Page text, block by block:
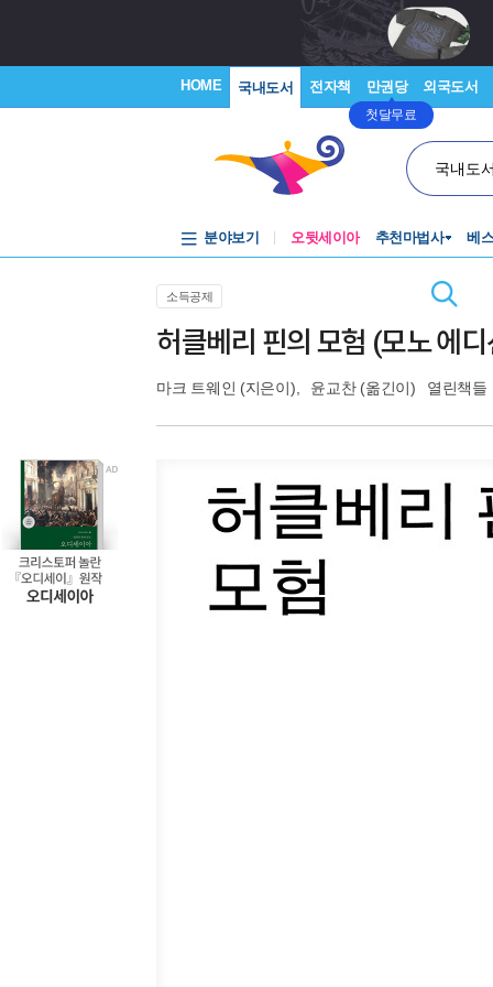
HOME 국내도서 전자책 만권당
첫달무료
외국도서
국내도
분야보기 오뒷세이아 추천마법사 베
소득공제
허클베리 핀의 모험 (모노 에
마크 트웨인 (지은이), 윤교찬(옮긴이) 열린책들